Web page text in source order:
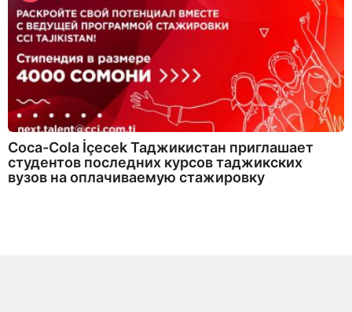
Coca-Cola İçecek Таджикистан приглашает
студентов последних курсов таджикских
вузов на оплачиваемую стажировку